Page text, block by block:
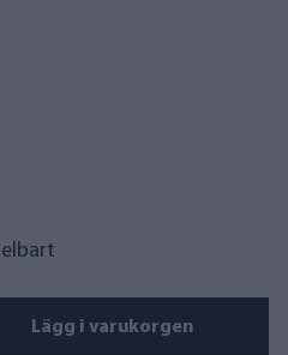
Lägg i varukorgen